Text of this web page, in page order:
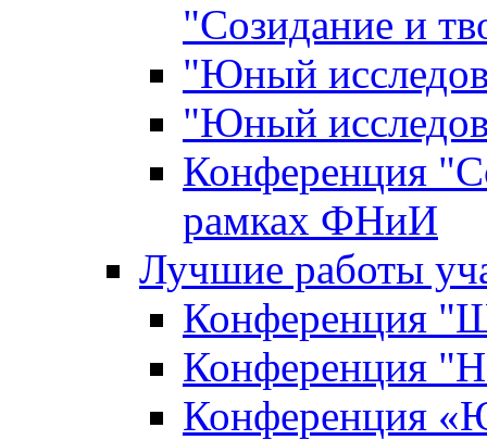
"Созидание и
"Юный
"Юный
Конференция
рамках ФНиИ
Лучшие работы
Конференция
Конференция
Конференция